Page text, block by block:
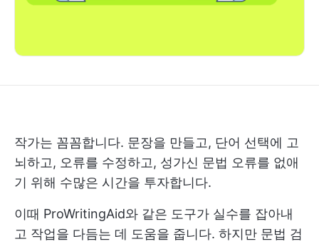
작가는 꼼꼼합니다. 문장을 만들고, 단어 선택에 고
뇌하고, 오류를 수정하고, 성가신 문법 오류를 없애
기 위해 수많은 시간을 투자합니다.
이때 ProWritingAid와 같은 도구가 실수를 잡아내
고 작업을 다듬는 데 도움을 줍니다. 하지만 문법 검